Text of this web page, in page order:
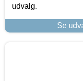
udvalg.
Se